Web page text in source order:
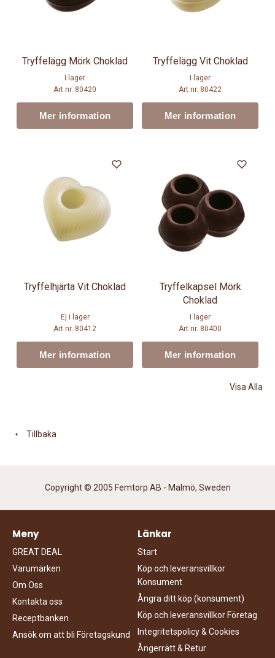
Tryffelägg Mörk Choklad
I lager
Art nr. 80420
Mer information
Tryffelägg Vit Choklad
I lager
Art nr. 80422
Mer information
Tryffelhjärta Vit Choklad
Ej i lager
Art nr. 80412
Mer information
Tryffelkapsel Mörk
Choklad
I lager
Art nr. 80400
Mer information
Visa Alla
Tillbaka
Copyright © 2005 Femtorp AB - Malmö, Sweden
Meny
GREAT DEAL
Varumärken
Om Oss
Kontakta oss
Receptbanken
Ansök om att bli Företagskund
Länkar
Start
Köp och leveransvillkor
Konsument
Ångra ditt köp (konsument)
Köp och leveransvillkor Företag
Integritetspolicy & Cookies
Ångerrätt & Retur